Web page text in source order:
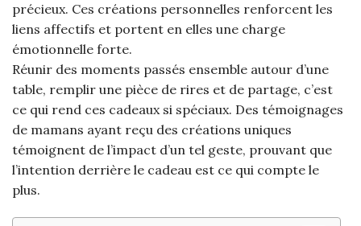
précieux. Ces créations personnelles renforcent les
liens affectifs et portent en elles une charge
émotionnelle forte.
Réunir des moments passés ensemble autour d’une
table, remplir une pièce de rires et de partage, c’est
ce qui rend ces cadeaux si spéciaux. Des témoignages
de mamans ayant reçu des créations uniques
témoignent de l’impact d’un tel geste, prouvant que
l’intention derrière le cadeau est ce qui compte le
plus.